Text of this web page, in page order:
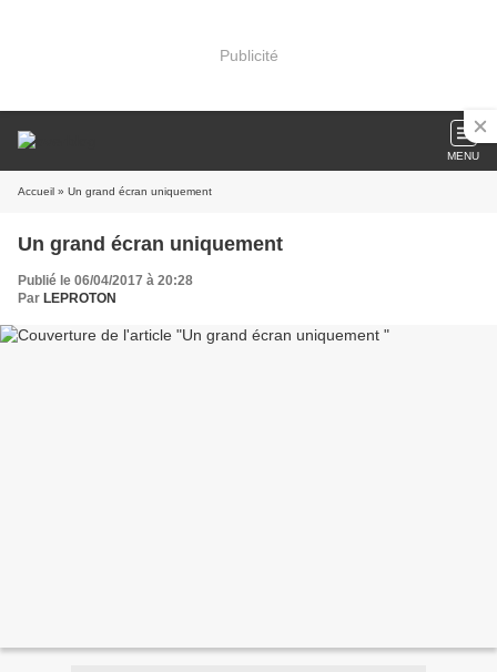
Publicité
MENU
Accueil » Un grand écran uniquement
Un grand écran uniquement
Publié le 06/04/2017 à 20:28
Par LEPROTON